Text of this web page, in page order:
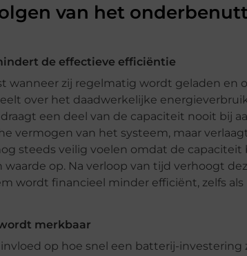
van het
de effectieve efficiëntie
wanneer zij regelmatig wordt geladen en
over het daadwerkelijke
een deel van de capaciteit nooit bij
vermogen van het systeem, maar
steeds veilig voelen omdat de capaciteit
op. Na verloop van tijd verhoogt
wordt financieel minder efficiënt, zelfs
merkbaar
op hoe snel een batterij-investering